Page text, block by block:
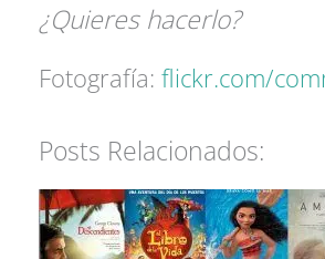
¿Quieres hacerlo?
Fotografía:flickr.com/
Posts Relacionados: